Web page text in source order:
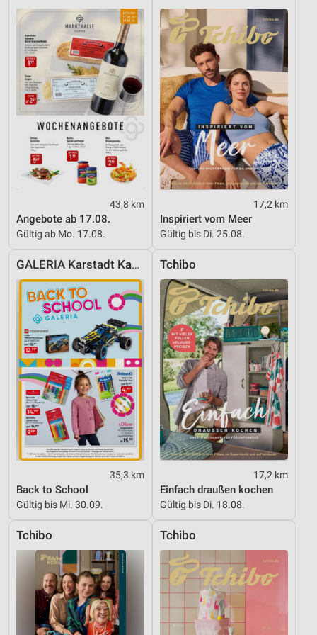
43,8 km
Angebote ab 17.08.
Gültig ab Mo. 17.08.
17,2 km
Inspiriert vom Meer
Gültig bis Di. 25.08.
GALERIA Karstadt Kaufhof
35,3 km
Back to School
Gültig bis Mi. 30.09.
Tchibo
17,2 km
Einfach draußen kochen
Gültig bis Di. 18.08.
Tchibo Tchibo
Erstellung von Profilen zur Personalisierung
von Inhalten
Verwendung von Profilen zur Auswahl
personalisierter Inhalte
Messung der Werbeleistung
Messung der Performance von Inhalten
Analyse von Zielgruppen durch Statistiken oder
Kombinationen von Daten aus verschiedenen
Quellen
Entwicklung und Verbesserung der Angebote
Verwendung reduzierter Daten zur Auswahl von
IAB-Besonderheiten:
Verwendung genauer Standortdaten
Geräte anhand von aktiv angeforderten
Informationen identifizieren
Nicht-IAB-Verarbeitungszwecke:
Notwendig
Performance
Funktional
Werbung